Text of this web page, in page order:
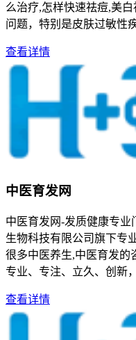
么治疗,怎样快速祛痘,美
问题，特别是皮肤过敏性
查看详情
中医育发网
中医育发网-发质健康专
生物科技有限公司旗下专
很多中医养生,中医育发的
专业、专注、立久、创新
查看详情